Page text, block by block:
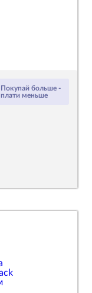
Покупай больше -
плати меньше